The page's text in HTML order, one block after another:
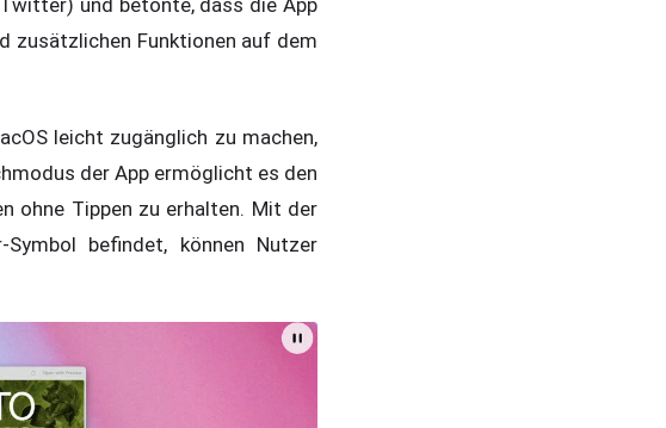
und betonte, dass die App
zusätzlichen Funktionen auf dem
leicht zugänglich zu machen,
der App ermöglicht es den
ohne Tippen zu erhalten. Mit der
befindet, können Nutzer